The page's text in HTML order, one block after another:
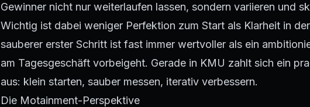
Gewinner nicht nur weiterlaufen lassen, sondern variieren und
Wichtig ist dabei weniger Perfektion zum Start als Klarheit in
sauberer erster Schritt ist fast immer wertvoller als ein
am Tagesgeschäft vorbeigeht. Gerade in KMU zahlt sich ein
aus: klein starten, sauber messen, iterativ verbessern.
Die Motainment-Perspektive